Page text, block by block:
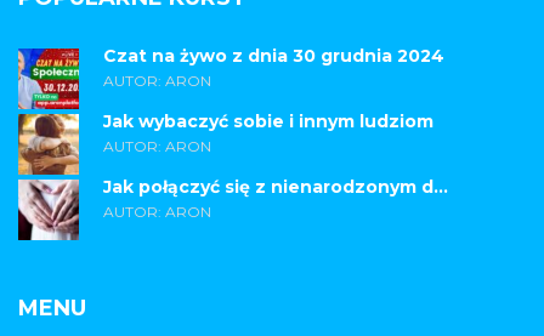
Czat na żywo z dnia 30 grudnia 2024
AUTOR: ARON
Jak wybaczyć sobie i innym ludziom
AUTOR: ARON
Jak połączyć się z nienarodzonym d...
AUTOR: ARON
MENU